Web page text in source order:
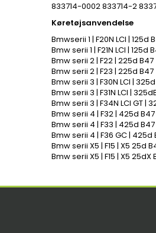
833714-0002 833714-2
Køretøjsanvendelse
Bmwserii 1 | F20N LCI | 125d
Bmw serii 1 | F21N LCI | 125d
Bmw serii 2 | F22 | 225d B47
Bmw serii 2 | F23 | 225d B47
Bmw serii 3 | F30N LCI | 325d
Bmw serii 3 | F31N LCI | 325d
Bmw serii 3 | F34N LCI GT |
Bmw serii 4 | F32 | 425d B47
Bmw serii 4 | F33 | 425d B47
Bmw serii 4 | F36 GC | 425d
Bmw serii X5 | F15 | X5 25d
Bmw serii X5 | F15 | X5 25dX